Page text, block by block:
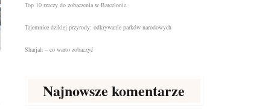
Top 10 rzeczy do zobaczenia w Barcelonie
Tajemnice dzikiej przyrody: odkrywanie parków narodowych
Sharjah – co warto zobaczyć
Najnowsze komentarze